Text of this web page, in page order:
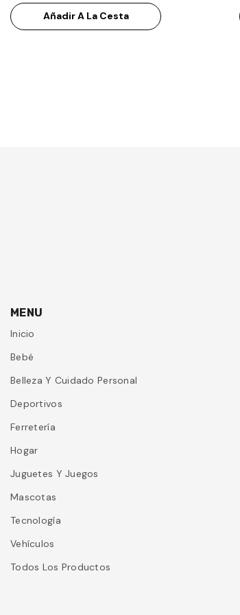
Añadir A La Cesta
MENU
Inicio
Bebé
Belleza Y Cuidado Personal
Deportivos
Ferretería
Hogar
Juguetes Y Juegos
Mascotas
Tecnología
Vehículos
Todos Los Productos